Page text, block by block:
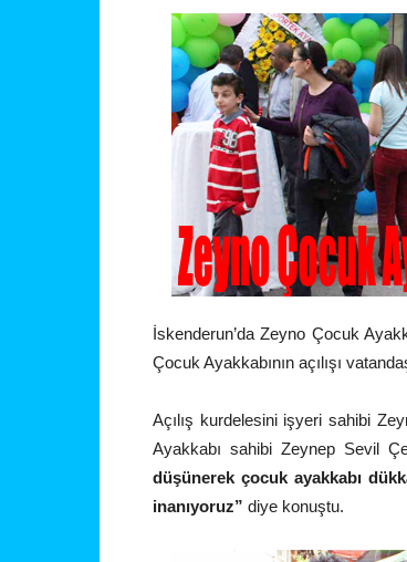
İskenderun’da Zeyno Çocuk
Çocuk Ayakkabının açılışı
Açılış kurdelesini işyeri sahibi
Ayakkabı sahibi Zeynep Sevil
düşünerek çocuk ayakkabı
inanıyoruz” diye konuştu.